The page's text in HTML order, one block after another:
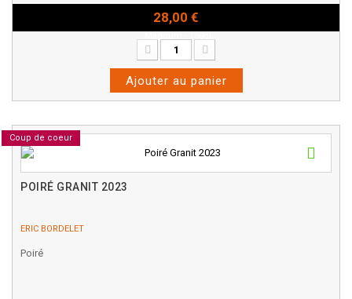
28,00 €
Ajouter au panier
Coup de coeur
POIRÉ GRANIT 2023
ERIC BORDELET
Poiré